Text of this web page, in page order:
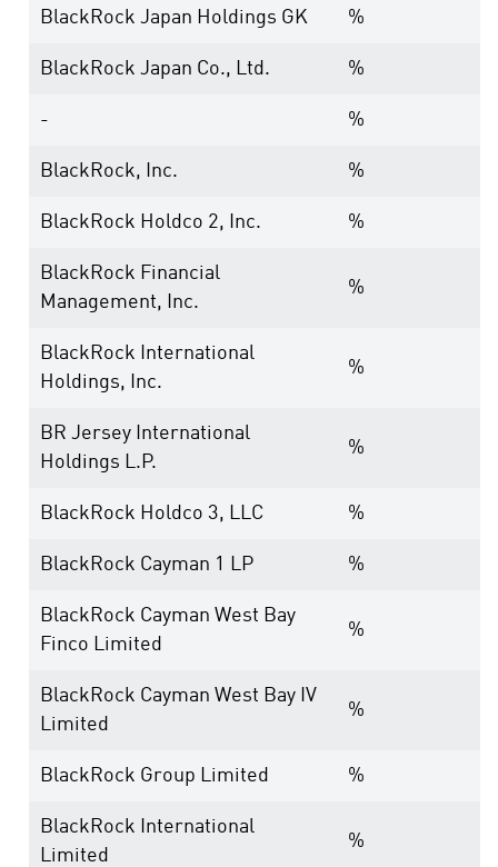
BlackRock Japan Holdings GK %
BlackRock Japan Co., Ltd. %
- %
BlackRock, Inc. %
BlackRock Holdco 2, Inc. %
BlackRock Financial
Management, Inc.
%
BlackRock International
Holdings, Inc.
%
BR Jersey International
Holdings L.P.
%
BlackRock Holdco 3, LLC %
BlackRock Cayman 1 LP %
BlackRock Cayman West Bay
Finco Limited
%
BlackRock Cayman West Bay IV
Limited
%
BlackRock Group Limited %
BlackRock International
Limited
%